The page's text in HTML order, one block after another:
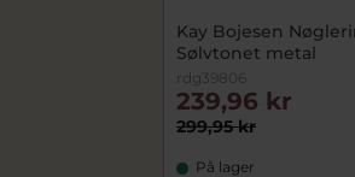
Kay Bojesen
Sølvtonet metal
rdg39806
299,95 kr
239,96 kr
På lager